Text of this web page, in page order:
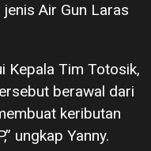
Air Gun Laras
Kepala Tim Totosik,
berawal dari
keributan
ungkap Yanny.